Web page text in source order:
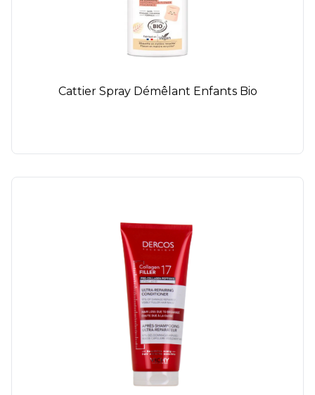
Cattier Spray Démêlant Enfants Bio